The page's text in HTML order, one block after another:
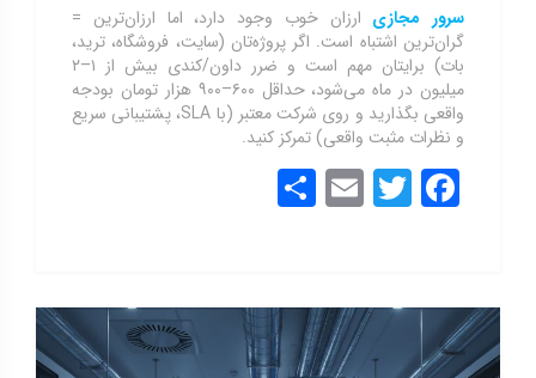
سرور مجازی ارزان خوب وجود دارد، اما ارزان‌ترین =
گران‌ترین اشتباه است. اگر پروژه‌تان (سایت، فروشگاه، ترید،
بات) برایتان مهم است و ضرر داون/کندی بیش از ۱–۲
میلیون در ماه می‌شود، حداقل ۶۰۰–۹۰۰ هزار تومان بودجه
واقعی بگذارید و روی شرکت معتبر (با SLA، پشتیبانی سریع
و نظرات مثبت واقعی) تمرکز کنید.
Facebook
Twitter
Email